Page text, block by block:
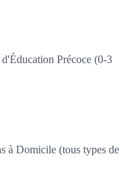
Précoce (0-3
à Domicile (tous types de